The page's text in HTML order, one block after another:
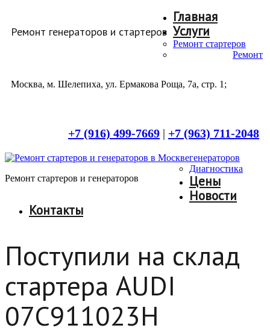
Ремонт генераторов и стартеров
Москва, м. Шелепиха, ул. Ермакова Роща, 7а, стр. 1;
+7 (916) 499-7669 | +7 (963) 711-2048
Ремонт стартеров и генераторов
Главная
Услуги
Ремонт стартеров
Ремонт
генераторов
Диагностика
Цены
Новости
Контакты
Поступили на склад
стартера AUDI
07C911023H